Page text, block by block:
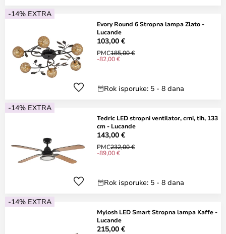
-14% EXTRA
Evory Round 6 Stropna lampa Zlato -
Lucande
103,00 €
PMC185,00 €
-82,00 €
Rok isporuke: 5 - 8 dana
-14% EXTRA
Tedric LED stropni ventilator, crni, tih, 133
cm - Lucande
143,00 €
PMC232,00 €
-89,00 €
Rok isporuke: 5 - 8 dana
-14% EXTRA
Mylosh LED Smart Stropna lampa Kaffe -
Lucande
215,00 €